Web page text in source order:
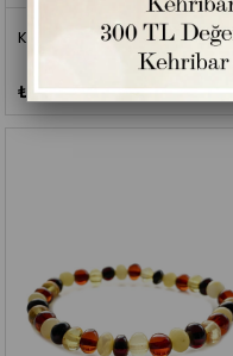
Kehribar Vişne Baba Bileklik
₺850,00